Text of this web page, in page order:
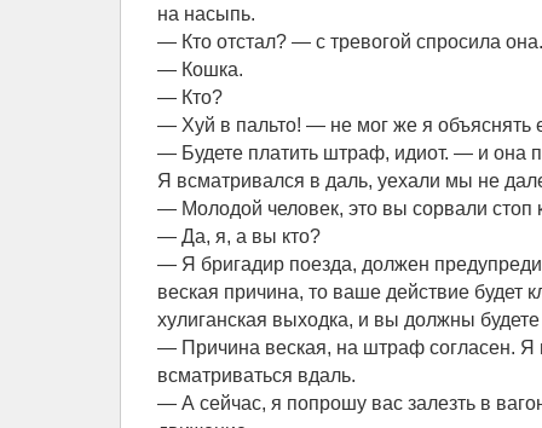
на насыпь.
— Кто отстал? — с тревогой спросила она.
— Кошка.
— Кто?
— Хуй в пальто! — не мог же я объяснять
— Будете платить штраф, идиот. — и она
Я всматривался в даль, уехали мы не
— Молодой человек, это вы сорвали стоп
— Да, я, а вы кто?
— Я бригадир поезда, должен
веская причина, то ваше действие будет
хулиганская выходка, и вы должны
— Причина веская, на штраф согласен. Я
всматриваться вдаль.
— А сейчас, я попрошу вас залезть в